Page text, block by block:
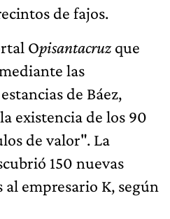
de fajos.
Opisantacruz que
las
de Báez,
existencia de los 90
de valor". La
150 nuevas
empresario K, según